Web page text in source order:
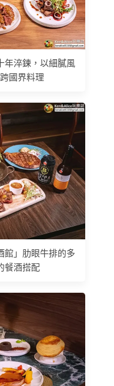
淬鍊，以細膩風
國界料理
館」肋眼牛排的多
餐酒搭配